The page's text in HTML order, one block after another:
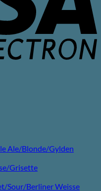
Ale/Blonde/Gylden
Grisette
Sour/Berliner Weisse